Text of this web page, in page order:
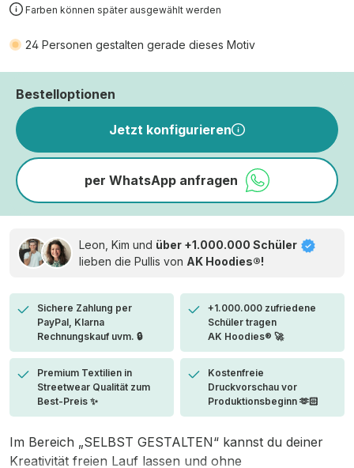
Farben können später ausgewählt werden
24 Personen gestalten gerade dieses Motiv
Bestelloptionen
Jetzt konfigurieren
per WhatsApp anfragen
Leon, Kim und über +1.000.000 Schüler
lieben die Pullis von AK Hoodies®!
Sichere Zahlung per
PayPal, Klarna
Rechnungskauf uvm. 🔒
+1.000.000 zufriedene
Schüler tragen
AK Hoodies® 🚀
Premium Textilien in
Streetwear Qualität zum
Best-Preis ✨
Kostenfreie
Druckvorschau vor
Produktionsbeginn 🫶🏻
Im Bereich „SELBST GESTALTEN“ kannst du deiner
Kreativität freien Lauf lassen und ohne